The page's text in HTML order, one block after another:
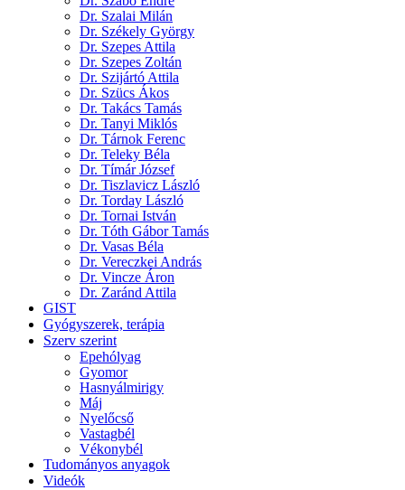
Dr. Szalai Milán
Dr. Székely György
Dr. Szepes Attila
Dr. Szepes Zoltán
Dr. Szijártó Attila
Dr. Szücs Ákos
Dr. Takács Tamás
Dr. Tanyi Miklós
Dr. Tárnok Ferenc
Dr. Teleky Béla
Dr. Tímár József
Dr. Tiszlavicz László
Dr. Torday László
Dr. Tornai István
Dr. Tóth Gábor Tamás
Dr. Vasas Béla
Dr. Vereczkei András
Dr. Vincze Áron
Dr. Zaránd Attila
GIST
Gyógyszerek, terápia
Szerv szerint
Epehólyag
Gyomor
Hasnyálmirigy
Máj
Nyelőcső
Vastagbél
Vékonybél
Tudományos anyagok
Videók